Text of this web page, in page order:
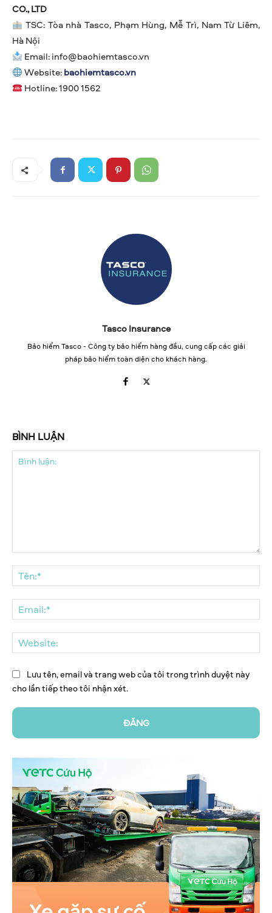
CO., LTD
TSC: Tòa nhà Tasco, Phạm Hùng, Mễ Trì, Nam Từ Liêm,
Hà Nội
Email:info@baohiemtasco.vn
Website:baohiemtasco.vn
Hotline: 1900 1562
Tasco Insurance
Bảo hiểm Tasco - Công ty bảo hiểm hàng đầu, cung cấp các giải
pháp bảo hiểm toàn diện cho khách hàng.
BÌNH LUẬN
luận:
Lưu tên, email và trang web của tôi trong trình duyệt này
cho lần tiếp theo tôi nhận xét.